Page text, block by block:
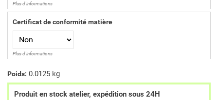
Plus d'informations
Certificat de conformité matière
Plus d'informations
Poids: 0.0125 kg
Produit en stock atelier, expédition sous 24H